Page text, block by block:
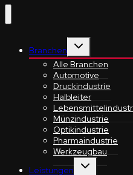
Branchen
Untermenü
umschalten
Alle Branchen
Automotive
Druckindustrie
Halbleiter
Münzindustrie
Optikindustrie
Pharmaindustrie
Werkzeugbau
Leistungen
Untermenü
umschalten